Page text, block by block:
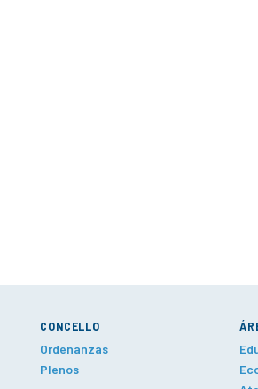
CONCELLO
Ordenanzas
Plenos